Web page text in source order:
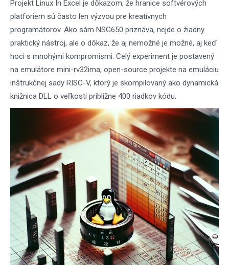
Projekt Linux In Excel je dôkazom, že hranice softvérových
platforiem sú často len výzvou pre kreatívnych
programátorov. Ako sám NSG650 priznáva, nejde o žiadny
praktický nástroj, ale o dôkaz, že aj nemožné je možné, aj keď
hoci s mnohými kompromismi. Celý experiment je postavený
na emulátore mini-rv32ima, open-source projekte na emuláciu
inštrukčnej sady RISC-V, ktorý je skompilovaný ako dynamická
knižnica DLL o veľkosti približne 400 riadkov kódu.